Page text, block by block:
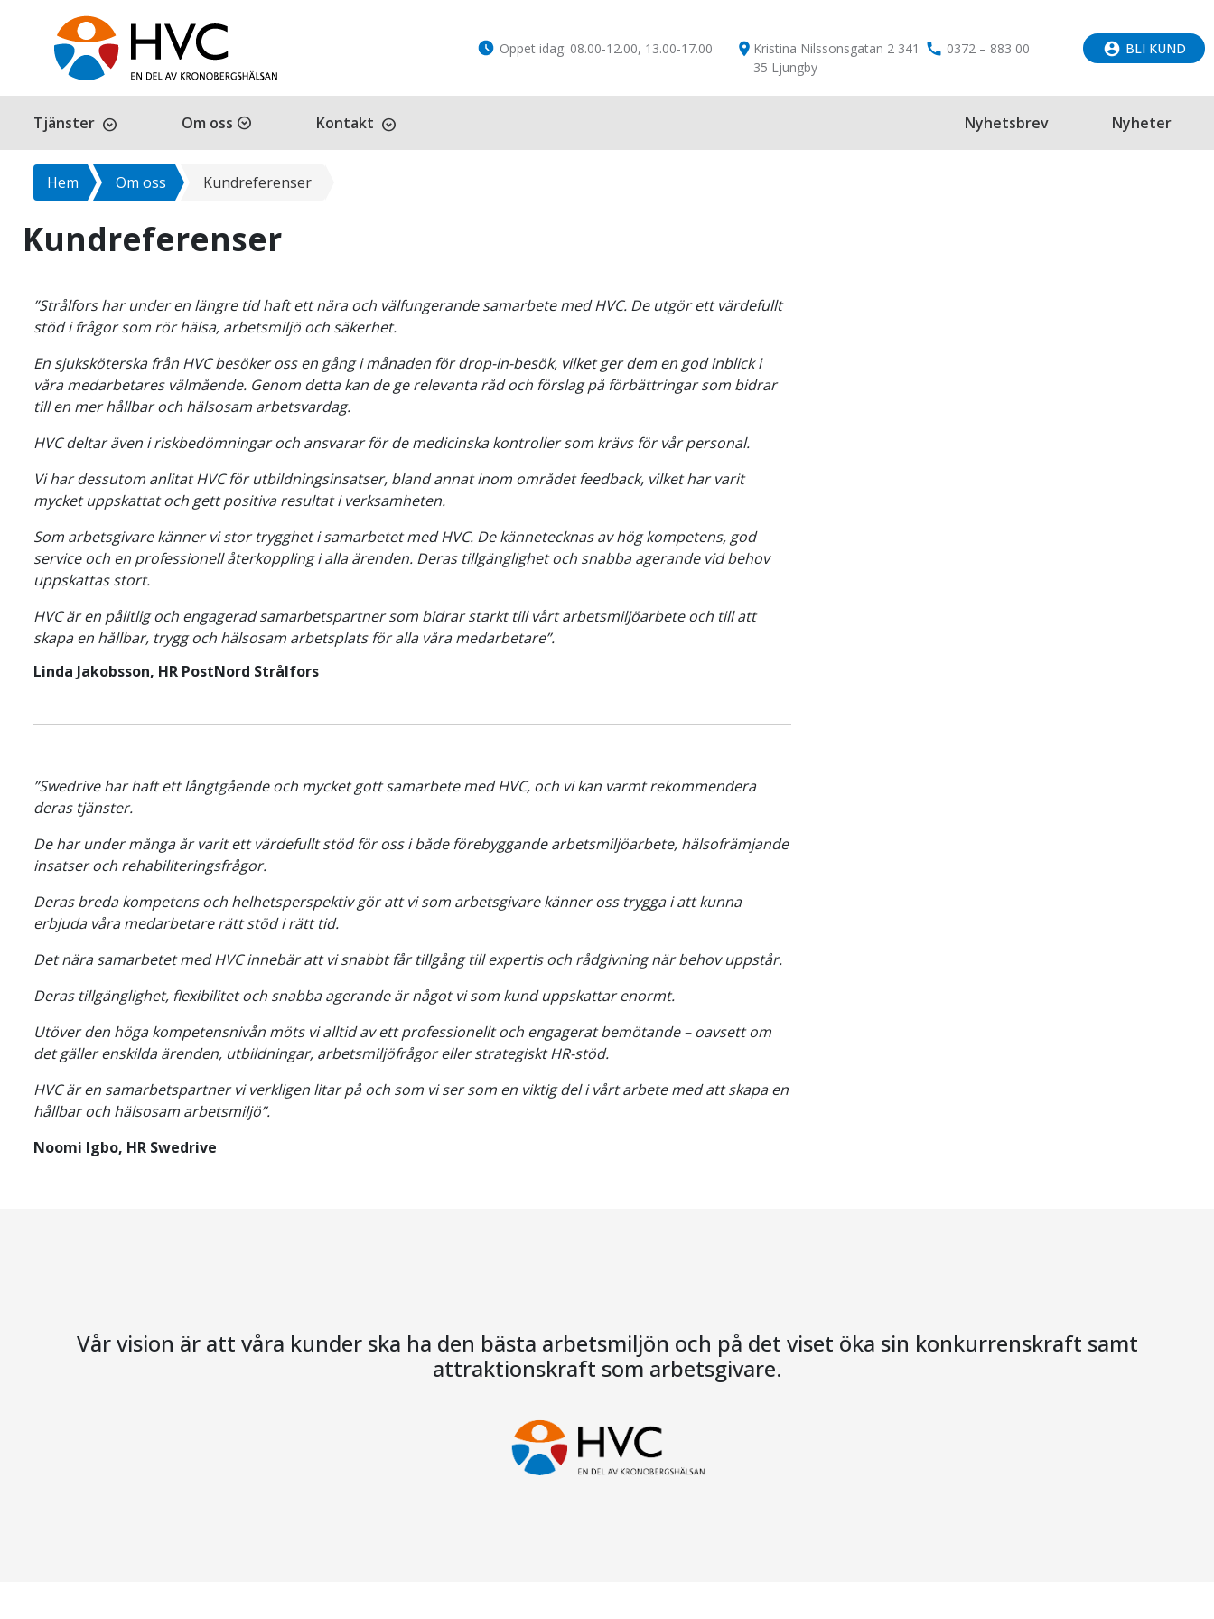
Öppet idag: 08.00-12.00, 13.00-17.00 location_on Kristina Nilssonsgatan 2 341
35 Ljungby
call 0372 – 883 00 account_circle BLI KUND
Tjänster expand_circle_down Om oss expand_circle_down Kontakt expand_circle_down Nyhetsbrev Nyheter
Hem Om oss Kundreferenser
Kundreferenser
Kundreferenser
”Strålfors har under en längre tid haft ett nära och välfungerande samarbete med HVC. De utgör ett värdefullt
stöd i frågor som rör hälsa, arbetsmiljö och säkerhet.
En sjuksköterska från HVC besöker oss en gång i månaden för drop-in-besök, vilket ger dem en god inblick i
våra medarbetares välmående. Genom detta kan de ge relevanta råd och förslag på förbättringar som bidrar
till en mer hållbar och hälsosam arbetsvardag.
HVC deltar även i riskbedömningar och ansvarar för de medicinska kontroller som krävs för vår personal.
Vi har dessutom anlitat HVC för utbildningsinsatser, bland annat inom området feedback, vilket har varit
mycket uppskattat och gett positiva resultat i verksamheten.
Som arbetsgivare känner vi stor trygghet i samarbetet med HVC. De kännetecknas av hög kompetens, god
service och en professionell återkoppling i alla ärenden. Deras tillgänglighet och snabba agerande vid behov
uppskattas stort.
HVC är en pålitlig och engagerad samarbetspartner som bidrar starkt till vårt arbetsmiljöarbete och till att
skapa en hållbar, trygg och hälsosam arbetsplats för alla våra medarbetare”.
Linda Jakobsson, HR PostNord Strålfors
”Swedrive har haft ett långtgående och mycket gott samarbete med HVC, och vi kan varmt rekommendera
deras tjänster.
De har under många år varit ett värdefullt stöd för oss i både förebyggande arbetsmiljöarbete, hälsofrämjande
insatser och rehabiliteringsfrågor.
Deras breda kompetens och helhetsperspektiv gör att vi som arbetsgivare känner oss trygga i att kunna
erbjuda våra medarbetare rätt stöd i rätt tid.
Det nära samarbetet med HVC innebär att vi snabbt får tillgång till expertis och rådgivning när behov uppstår.
Deras tillgänglighet, flexibilitet och snabba agerande är något vi som kund uppskattar enormt.
Utöver den höga kompetensnivån möts vi alltid av ett professionellt och engagerat bemötande – oavsett om
det gäller enskilda ärenden, utbildningar, arbetsmiljöfrågor eller strategiskt HR-stöd.
HVC är en samarbetspartner vi verkligen litar på och som vi ser som en viktig del i vårt arbete med att skapa en
hållbar och hälsosam arbetsmiljö”.
Noomi Igbo, HR Swedrive
Vår vision är att våra kunder ska ha den bästa arbetsmiljön och på det viset öka sin konkurrenskraft samt
attraktionskraft som arbetsgivare.